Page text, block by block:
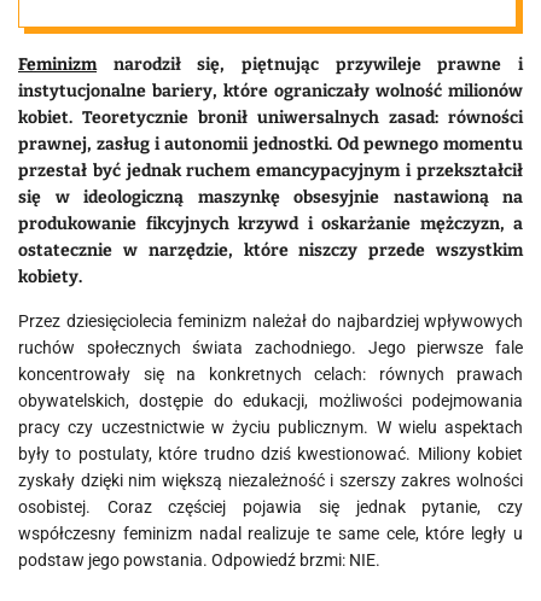
Feminizmnarodził się, piętnując przywileje prawne i
instytucjonalne bariery, które ograniczały wolność milionów
kobiet. Teoretycznie bronił uniwersalnych zasad: równości
prawnej, zasług i autonomii jednostki. Od pewnego momentu
przestał być jednak ruchem emancypacyjnym i przekształcił
się w ideologiczną maszynkę obsesyjnie nastawioną na
produkowanie fikcyjnych krzywd i oskarżanie mężczyzn, a
ostatecznie w narzędzie, które niszczy przede wszystkim
kobiety.
Przez dziesięciolecia feminizm należał do najbardziej wpływowych
ruchów społecznych świata zachodniego. Jego pierwsze fale
koncentrowały się na konkretnych celach: równych prawach
obywatelskich, dostępie do edukacji, możliwości podejmowania
pracy czy uczestnictwie w życiu publicznym. W wielu aspektach
były to postulaty, które trudno dziś kwestionować. Miliony kobiet
zyskały dzięki nim większą niezależność i szerszy zakres wolności
osobistej. Coraz częściej pojawia się jednak pytanie, czy
współczesny feminizm nadal realizuje te same cele, które legły u
podstaw jego powstania. Odpowiedź brzmi: NIE.